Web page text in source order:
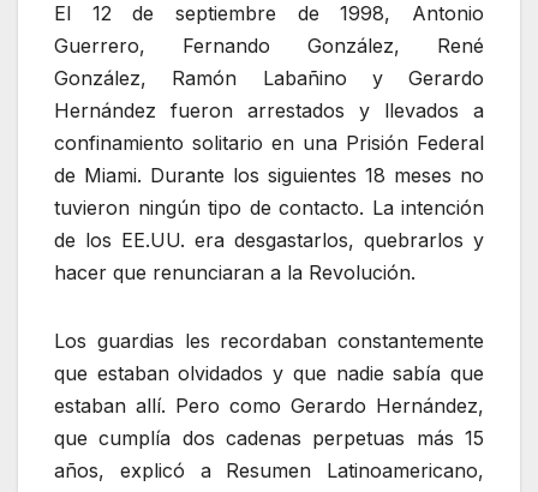
El 12 de septiembre de 1998, Antonio
Guerrero, Fernando González, René
González, Ramón Labañino y Gerardo
Hernández fueron arrestados y llevados a
confinamiento solitario en una Prisión Federal
de Miami. Durante los siguientes 18 meses no
tuvieron ningún tipo de contacto. La intención
de los EE.UU. era desgastarlos, quebrarlos y
hacer que renunciaran a la Revolución.
Los guardias les recordaban constantemente
que estaban olvidados y que nadie sabía que
estaban allí. Pero como Gerardo Hernández,
que cumplía dos cadenas perpetuas más 15
años, explicó a Resumen Latinoamericano,